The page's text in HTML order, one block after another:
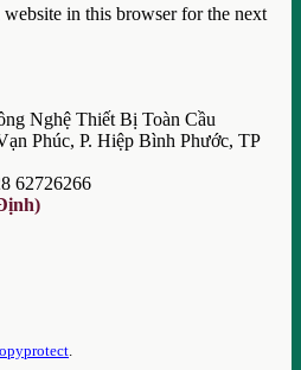
website in this browser for the next
Nghệ Thiết Bị Toàn Cầu
Phúc, P. Hiệp Bình Phước, TP
62726266
.